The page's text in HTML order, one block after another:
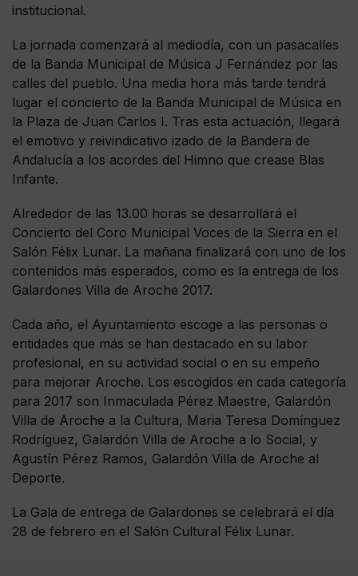
institucional.
La jornada comenzará al mediodía, con un pasacalles
de la Banda Municipal de Música J Fernández por las
calles del pueblo. Una media hora más tarde tendrá
lugar el concierto de la Banda Municipal de Música en
la Plaza de Juan Carlos I. Tras esta actuación, llegará
el emotivo y reivindicativo izado de la Bandera de
Andalucía a los acordes del Himno que crease Blas
Infante.
Alrededor de las 13.00 horas se desarrollará el
Concierto del Coro Municipal Voces de la Sierra en el
Salón Félix Lunar. La mañana finalizará con uno de los
contenidos más esperados, como es la entrega de los
Galardones Villa de Aroche 2017.
Cada año, el Ayuntamiento escoge a las personas o
entidades que más se han destacado en su labor
profesional, en su actividad social o en su empeño
para mejorar Aroche. Los escogidos en cada categoría
para 2017 son Inmaculada Pérez Maestre, Galardón
Villa de Aroche a la Cultura, Maria Teresa Domínguez
Rodríguez, Galardón Villa de Aroche a lo Social, y
Agustín Pérez Ramos, Galardón Villa de Aroche al
Deporte.
La Gala de entrega de Galardones se celebrará el día
28 de febrero en el Salón Cultural Félix Lunar.